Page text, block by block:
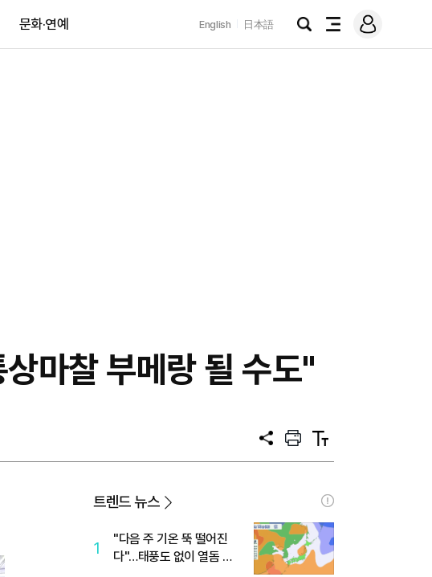
문화·연예 English 日本語
검
전
메
그
마찰 부메랑 될 수도"
공
프
트
텍
트
트렌드 뉴스
1
"다음 주 기온 뚝 떨어진
다"…태풍도 없이 열돔 박